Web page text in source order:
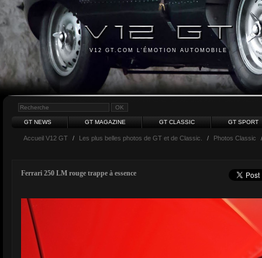
V12 GT.COM L'ÉMOTION AUTOMOBILE
GT NEWS GT MAGAZINE GT CLASSIC GT SPORT
Accueil V12 GT / Les plus belles photos de GT et de Classic. / Photos Classic
Ferrari 250 LM rouge trappe à essence